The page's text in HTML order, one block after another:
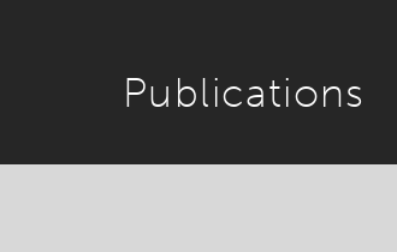
Publications